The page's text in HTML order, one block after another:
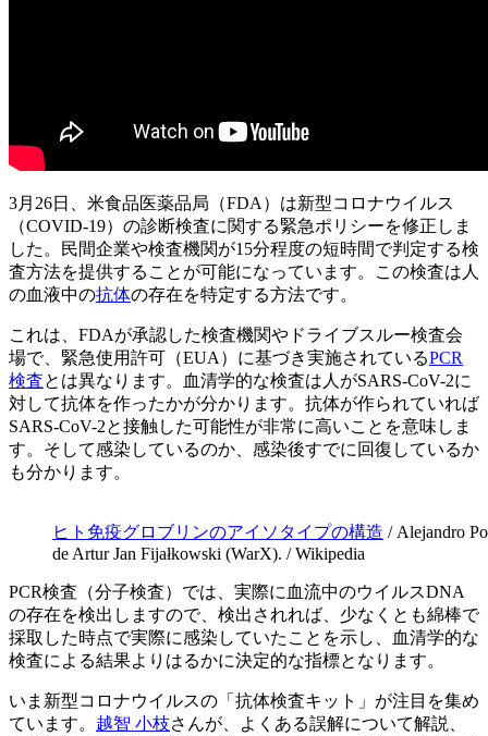
3月26日、米食品医薬品局（FDA）は新型コロナウイルス
（COVID-19）の診断検査に関する緊急ポリシーを修正しま
した。民間企業や検査機関が15分程度の短時間で判定する検
査方法を提供することが可能になっています。この検査は人
の血液中の抗体の存在を特定する方法です。
これは、FDAが承認した検査機関やドライブスルー検査会
場で、緊急使用許可（EUA）に基づき実施されているPCR
検査とは異なります。血清学的な検査は人がSARS-CoV-2に
対して抗体を作ったかが分かります。抗体が作られていれば
SARS-CoV-2と接触した可能性が非常に高いことを意味しま
す。そして感染しているのか、感染後すでに回復しているか
も分かります。
ヒト免疫グロブリンのアイソタイプの構造 / Alejandro
de Artur Jan Fijałkowski (WarX). / Wikipedia
PCR検査（分子検査）では、実際に血流中のウイルスDNA
の存在を検出しますので、検出されれば、少なくとも綿棒で
採取した時点で実際に感染していたことを示し、血清学的な
検査による結果よりはるかに決定的な指標となります。
いま新型コロナウイルスの「抗体検査キット」が注目を集め
ています。 越智 小枝さんが、よくある誤解について解説、